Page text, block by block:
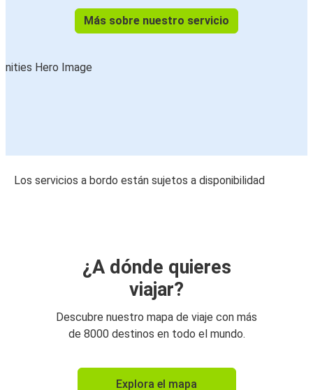
Más sobre nuestro servicio
Los servicios a bordo están sujetos a disponibilidad
¿A dónde quieres
viajar?
Descubre nuestro mapa de viaje con más
de 8000 destinos en todo el mundo.
Explora el mapa